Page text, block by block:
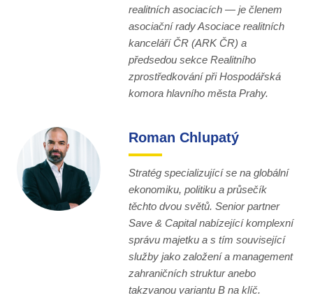
realitních asociacích — je členem
asociační rady Asociace realitních
kanceláří ČR (ARK ČR) a
předsedou sekce Realitního
zprostředkování při Hospodářská
komora hlavního města Prahy.
Roman Chlupatý
Stratég specializující se na globální
ekonomiku, politiku a průsečík
těchto dvou světů. Senior partner
Save & Capital nabízející komplexní
správu majetku a s tím související
služby jako založení a management
zahraničních struktur anebo
takzvanou variantu B na klíč.